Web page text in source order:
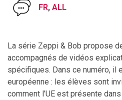
FR, ALL
La série Zeppi & Bob propose
accompagnés de vidéos
spécifiques. Dans ce numéro, il
européenne : les élèves sont
comment l’UE est présente